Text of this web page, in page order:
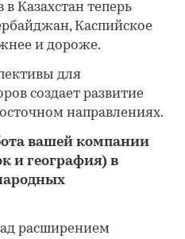
в Казахстан теперь
Каспийское
и дороже.
для
создает развитие
направлениях.
вашей компании
и география) в
расширением